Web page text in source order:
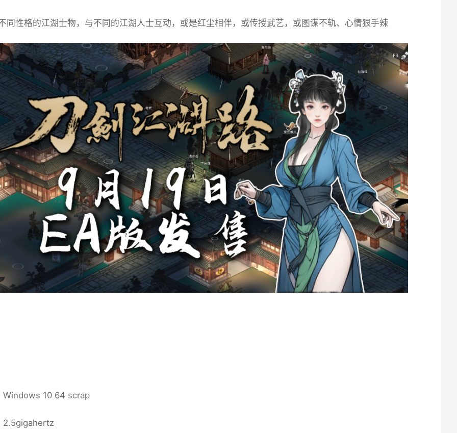
性格的江湖士物，与不同的江湖人士互动，或是红尘相伴，或传授武艺，或图谋不轨、心情狠手辣
Windows 10 64 scrap
2.5gigahertz